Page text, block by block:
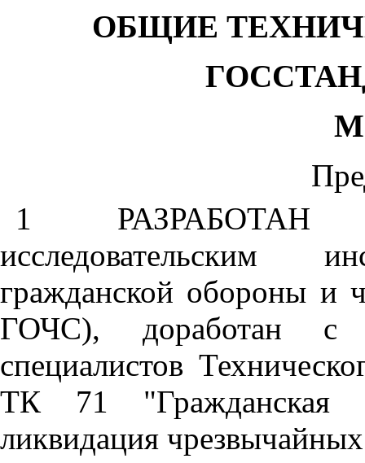
ОБЩИЕ
1 РАЗРАБОТАН
исследовательским
гражданской обороны и
ГОЧС), доработан с
специалистов
ТК 71 "Гражданская
ликвидация